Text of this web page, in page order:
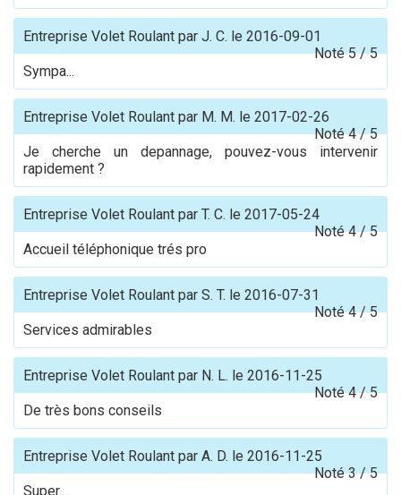
Entreprise Volet Roulant par J. C. le 2016-09-01
Noté5/5
Sympa...
Entreprise Volet Roulant par M. M. le 2017-02-26
Noté4/5
Je cherche un depannage, pouvez-vous intervenir
rapidement ?
Entreprise Volet Roulant par T. C. le 2017-05-24
Noté4/5
Accueil téléphonique trés pro
Entreprise Volet Roulant par S. T. le 2016-07-31
Noté4/5
Services admirables
Entreprise Volet Roulant par N. L. le 2016-11-25
Noté4/5
De très bons conseils
Entreprise Volet Roulant par A. D. le 2016-11-25
Noté3/5
Super...